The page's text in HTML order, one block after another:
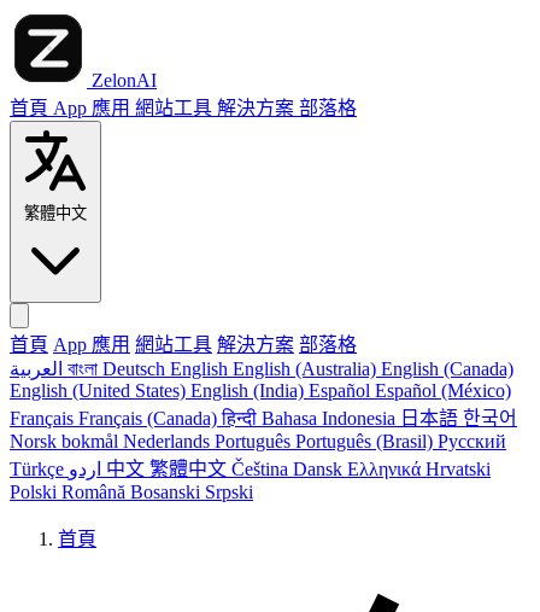
ZelonAI
首頁 App 應用 網站工具 解決方案 部落格
繁體中文
首頁 App 應用 網站工具 解決方案 部落格
বাংলা Deutsch English English (Australia) English (Canada)
English (United States) English (India) Español Español (México)
Français Français (Canada)हिन्दी Bahasa Indonesia 日本語 한국어
Norsk bokmål Nederlands Português Português (Brasil) Русский
Türkçe
中文 繁體中文 Čeština Dansk Ελληνικά Hrvatski
Polski Română Bosanski Srpski
首頁